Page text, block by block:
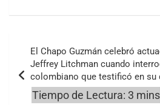
entradas
El Chapo Guzmán celebró
Jeffrey Litchman cuando
colombiano que testificó en su